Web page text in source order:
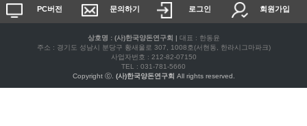
PC버전 문의하기 로그인 회원가입
상호명 : (사)한국양돈연구회 | 대표 : 한동윤
주소 : 경기도 성남시 분당구 황새울로 307, 1008호(서현동, 한라시그마파크)
사업자번호 : 212-82-07150
TEL : 031-781-5660
Copyright ⓒ. (사)한국양돈연구회 All rights reserved.